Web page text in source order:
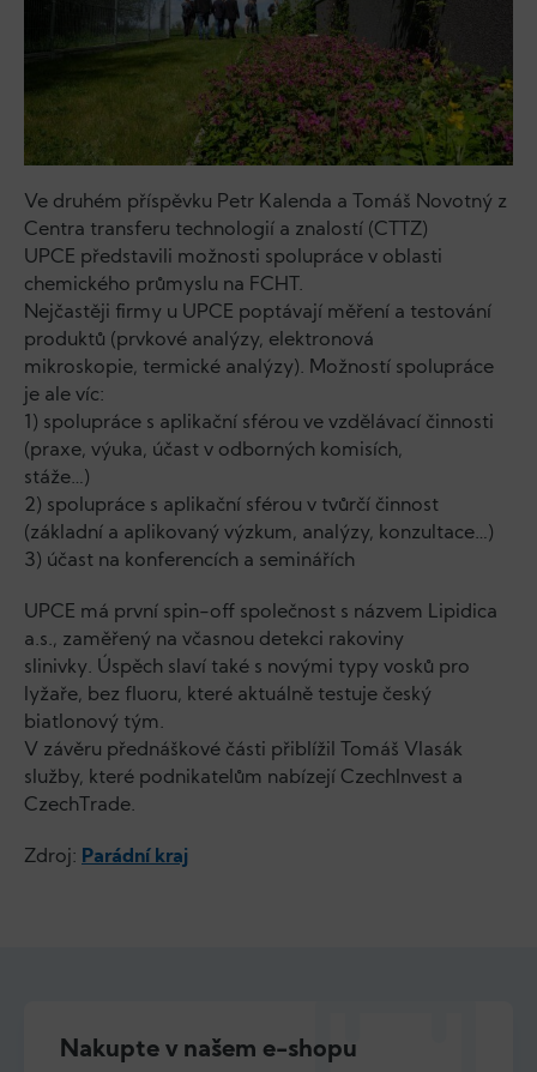
Ve druhém příspěvku Petr Kalenda a Tomáš Novotný z
Centra transferu technologií a znalostí (CTTZ)
UPCE představili možnosti spolupráce v oblasti
chemického průmyslu na FCHT.
Nejčastěji firmy u UPCE poptávají měření a testování
produktů (prvkové analýzy, elektronová
mikroskopie, termické analýzy). Možností spolupráce
je ale víc:
1) spolupráce s aplikační sférou ve vzdělávací činnosti
(praxe, výuka, účast v odborných komisích,
stáže…)
2) spolupráce s aplikační sférou v tvůrčí činnost
(základní a aplikovaný výzkum, analýzy, konzultace…)
3) účast na konferencích a seminářích
UPCE má první spin-off společnost s názvem Lipidica
a.s., zaměřený na včasnou detekci rakoviny
slinivky. Úspěch slaví také s novými typy vosků pro
lyžaře, bez fluoru, které aktuálně testuje český
biatlonový tým.
V závěru přednáškové části přiblížil Tomáš Vlasák
služby, které podnikatelům nabízejí CzechInvest a
CzechTrade.
Zdroj: Parádní kraj
Nakupte v našem e-shopu